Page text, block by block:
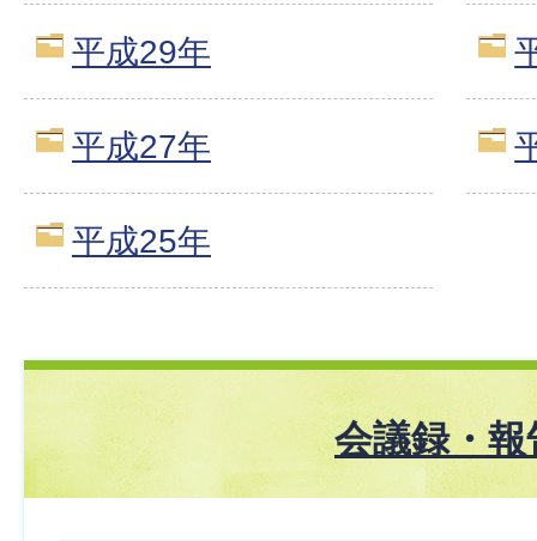
平成29年
平成27年
平成25年
会議録・報